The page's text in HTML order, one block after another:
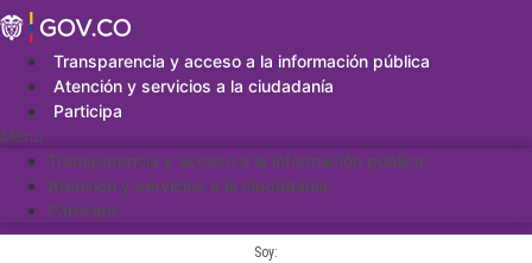
Saltar
al
contenidoTransparencia y acceso a la información pública
Atención y servicios a la ciudadanía
Participa
Menu
Transparencia y acceso a la información pública
Atención y servicios a la ciudadanía
Participa
Soy: